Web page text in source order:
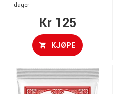
dager
Kr 125
KJØPE